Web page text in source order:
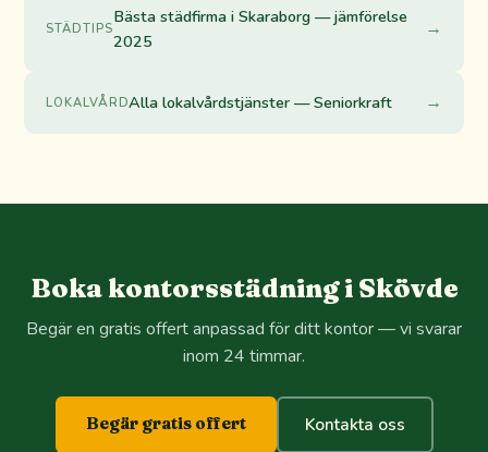
STÄDTIPS
Bästa städfirma i Skaraborg — jämförelse
2025
→
LOKALVÅRDAlla lokalvårdstjänster — Seniorkraft →
Boka kontorsstädning i Skövde
Begär en gratis offert anpassad för ditt kontor — vi svarar
inom 24 timmar.
Begär gratis offert Kontakta oss